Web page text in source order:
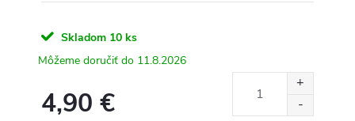
Skladom 10 ks
11.8.2026
4,90 €